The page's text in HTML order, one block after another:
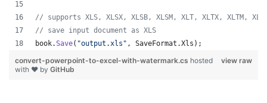
// supports XLS, XLSX, XLSB, XLSM, XLT, XLTX, XLTM,
// save input document as XLS
book.Save( "output.xls" , SaveFormat .Xls ) ;
view raw
convert-powerpoint-to-excel-with-watermark.cs hosted
with ❤ by GitHub